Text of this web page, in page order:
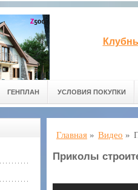
ГЕНПЛАН УСЛОВИЯ ПОКУПКИ
Главная » Видео »
Приколы